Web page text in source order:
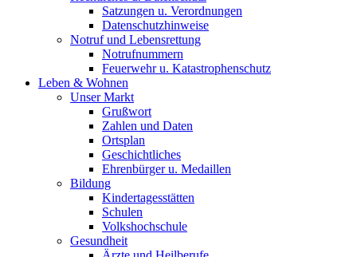
Satzungen u. Verordnungen
Datenschutzhinweise
Notruf und Lebensrettung
Notrufnummern
Feuerwehr u. Katastrophenschutz
Leben & Wohnen
Unser Markt
Grußwort
Zahlen und Daten
Ortsplan
Geschichtliches
Ehrenbürger u. Medaillen
Bildung
Kindertagesstätten
Schulen
Volkshochschule
Gesundheit